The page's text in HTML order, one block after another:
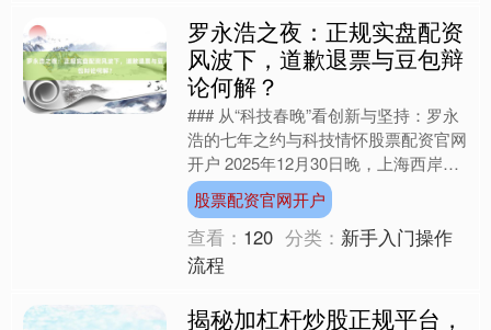
罗永浩之夜：正规实盘配资
风波下，道歉退票与豆包辩
论何解？
### 从“科技春晚”看创新与坚持：罗永
浩的七年之约与科技情怀股票配资官网
开户 2025年12月30日晚，上海西岸国
际会展中心灯火通明，近5000人的主
会场座无....
股票配资官网开户
查看： 120 分类： 新手入门操作
流程
揭秘加杠杆炒股正规平台，